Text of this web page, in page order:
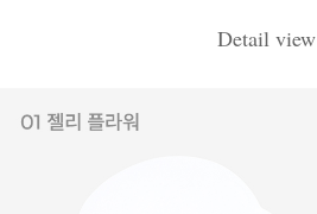
Detail view